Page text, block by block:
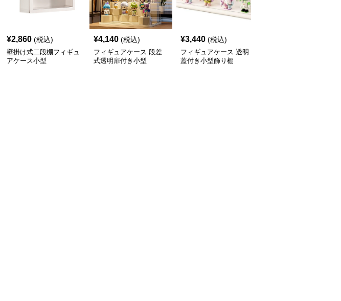
¥2,860 (税込)
壁掛け式二段棚フィギュ
アケース小型
¥4,140 (税込)
フィギュアケース 段差
式透明扉付き小型
¥3,440 (税込)
フィギュアケース 透明
蓋付き小型飾り棚